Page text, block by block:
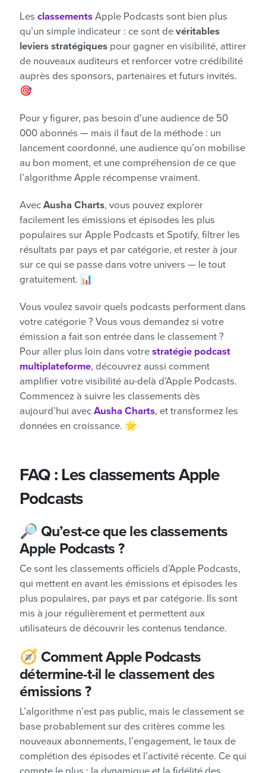
Les classements Apple Podcasts sont bien plus
qu’un simple indicateur : ce sont de véritables
leviers stratégiques pour gagner en visibilité, attirer
de nouveaux auditeurs et renforcer votre crédibilité
auprès des sponsors, partenaires et futurs invités.
🎯
Pour y figurer, pas besoin d’une audience de 50
000 abonnés — mais il faut de la méthode : un
lancement coordonné, une audience qu’on mobilise
au bon moment, et une compréhension de ce que
l’algorithme Apple récompense vraiment.
Avec Ausha Charts, vous pouvez explorer
facilement les émissions et épisodes les plus
populaires sur Apple Podcasts et Spotify, filtrer les
résultats par pays et par catégorie, et rester à jour
sur ce qui se passe dans votre univers — le tout
gratuitement. 📊
Vous voulez savoir quels podcasts performent dans
votre catégorie ? Vous vous demandez si votre
émission a fait son entrée dans le classement ?
Pour aller plus loin dans votre stratégie podcast
multiplateforme, découvrez aussi comment
amplifier votre visibilité au-delà d’Apple Podcasts.
Commencez à suivre les classements dès
aujourd’hui avec Ausha Charts, et transformez les
données en croissance. 🌟
FAQ : Les classements Apple
Podcasts
🔎 Qu’est-ce que les classements
Apple Podcasts ?
Ce sont les classements officiels d’Apple Podcasts,
qui mettent en avant les émissions et épisodes les
plus populaires, par pays et par catégorie. Ils sont
mis à jour régulièrement et permettent aux
utilisateurs de découvrir les contenus tendance.
🧭 Comment Apple Podcasts
détermine-t-il le classement des
émissions ?
L’algorithme n’est pas public, mais le classement se
base probablement sur des critères comme les
nouveaux abonnements, l’engagement, le taux de
complétion des épisodes et l’activité récente. Ce qui